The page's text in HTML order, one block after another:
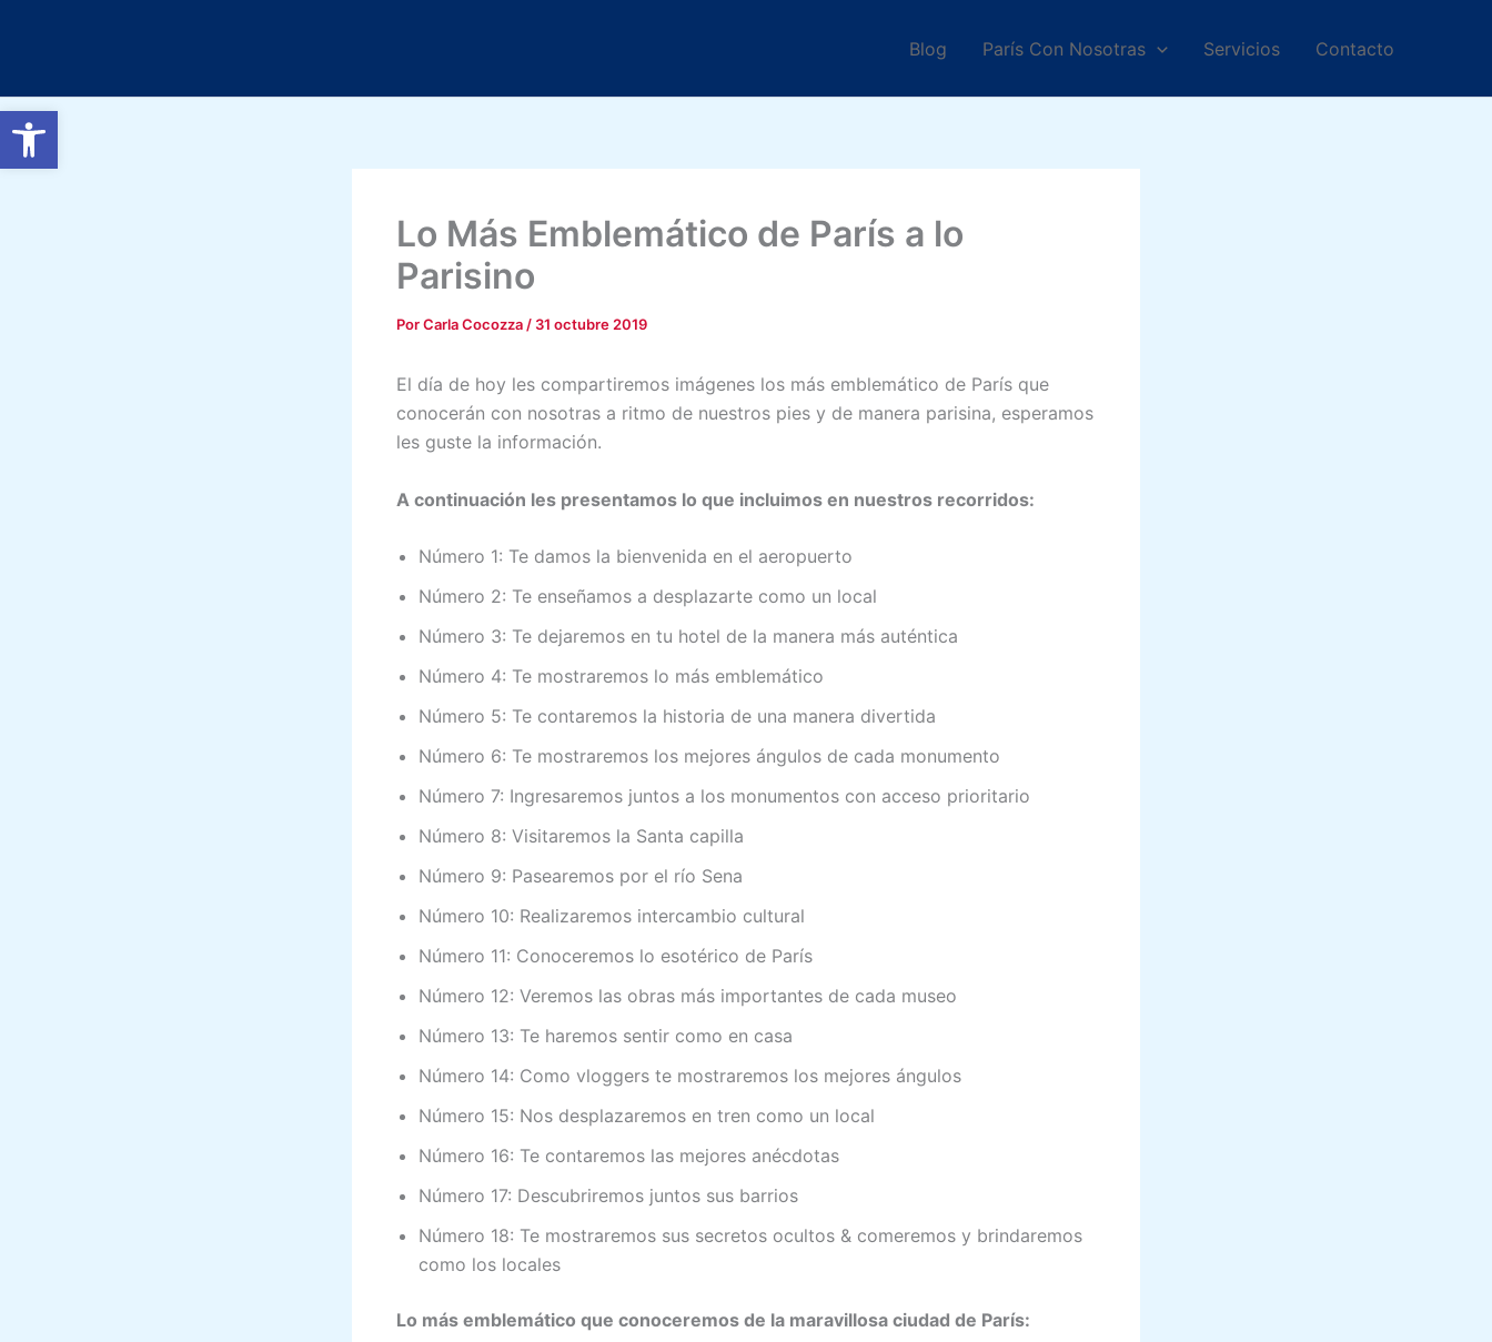
Abrir barra de herramientas
Blog París Con Nosotras Servicios Contacto
Lo Más Emblemático de París a lo
Parisino
PorCarla Cocozza / 31 octubre 2019
El día de hoy les compartiremos imágenes los más emblemático de París que
conocerán con nosotras a ritmo de nuestros pies y de manera parisina, esperamos
les guste la información.
A continuación les presentamos lo que incluimos en nuestros recorridos:
Número 1: Te damos la bienvenida en el aeropuerto
Número 2: Te enseñamos a desplazarte como un local
Número 3: Te dejaremos en tu hotel de la manera más auténtica
Número 4: Te mostraremos lo más emblemático
Número 5: Te contaremos la historia de una manera divertida
Número 6: Te mostraremos los mejores ángulos de cada monumento
Número 7: Ingresaremos juntos a los monumentos con acceso prioritario
Número 8: Visitaremos la Santa capilla
Número 9: Pasearemos por el río Sena
Número 10: Realizaremos intercambio cultural
Número 11: Conoceremos lo esotérico de París
Número 12: Veremos las obras más importantes de cada museo
Número 13: Te haremos sentir como en casa
Número 14: Como vloggers te mostraremos los mejores ángulos
Número 15: Nos desplazaremos en tren como un local
Número 16: Te contaremos las mejores anécdotas
Número 17: Descubriremos juntos sus barrios
Número 18: Te mostraremos sus secretos ocultos & comeremos y brindaremos
como los locales
Lo más emblemático que conoceremos de la maravillosa ciudad de París: